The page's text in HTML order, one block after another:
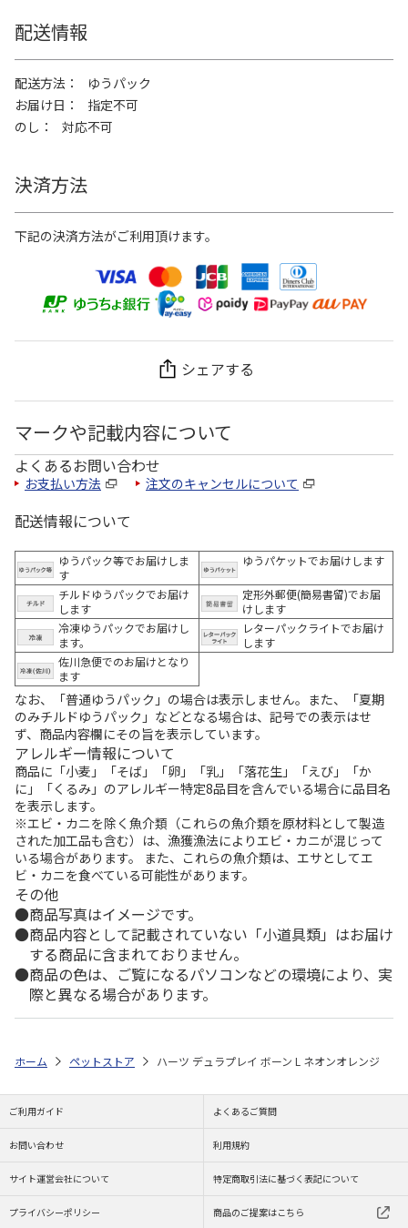
配送情報
配送方法
ゆうパック
お届け日
指定不可
のし
対応不可
決済方法
下記の決済方法がご利用頂けます。
シェアする
マークや記載内容について
よくあるお問い合わせ
お支払い方法 注文のキャンセルについて
配送情報について
ゆうパック等でお届けしま
す
ゆうパケットでお届けします
チルドゆうパックでお届け
します
定形外郵便(簡易書留)でお届
けします
冷凍ゆうパックでお届けし
ます。
レターパックライトでお届け
します
佐川急便でのお届けとなり
ます
なお、「普通ゆうパック」の場合は表示しません。また、「夏期
のみチルドゆうパック」などとなる場合は、記号での表示はせ
ず、商品内容欄にその旨を表示しています。
アレルギー情報について
商品に「小麦」「そば」「卵」「乳」「落花生」「えび」「か
に」「くるみ」のアレルギー特定8品目を含んでいる場合に品目名
を表示します。
※エビ・カニを除く魚介類（これらの魚介類を原材料として製造
された加工品も含む）は、漁獲漁法によりエビ・カニが混じって
いる場合があります。 また、これらの魚介類は、エサとしてエ
ビ・カニを食べている可能性があります。
その他
商品写真はイメージです。
商品内容として記載されていない「小道具類」はお届け
する商品に含まれておりません。
商品の色は、ご覧になるパソコンなどの環境により、実
際と異なる場合があります。
ホーム ペットストア ハーツ デュラプレイ ボーン L ネオンオレンジ
ご利用ガイド よくあるご質問
お問い合わせ 利用規約
サイト運営会社について 特定商取引法に基づく表記について
プライバシーポリシー 商品のご提案はこちら